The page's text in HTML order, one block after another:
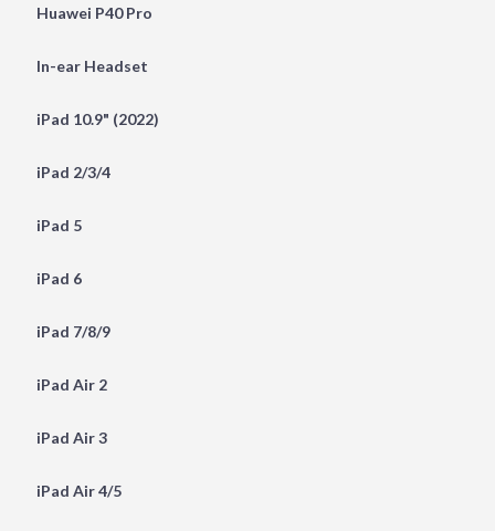
Huawei P40 Pro
In-ear Headset
iPad 10.9" (2022)
iPad 2/3/4
iPad 5
iPad 6
iPad 7/8/9
iPad Air 2
iPad Air 3
iPad Air 4/5